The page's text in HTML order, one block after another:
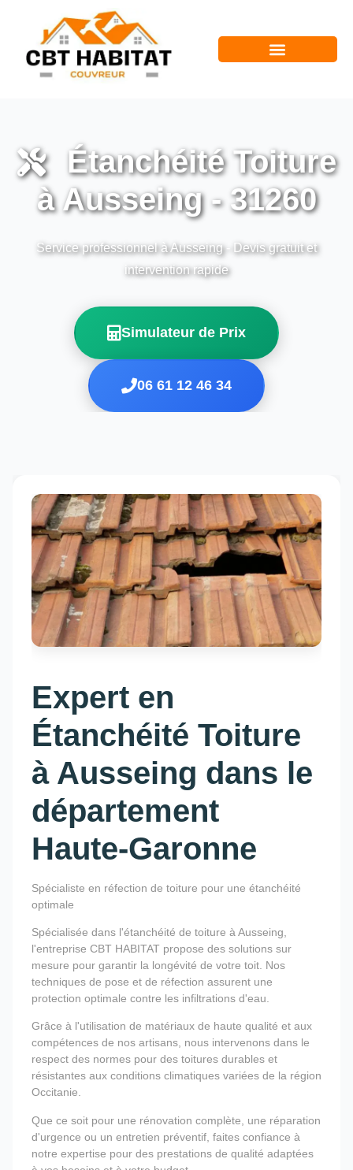
Étanchéité Toiture
à Ausseing - 31260
Service professionnel à Ausseing - Devis gratuit et
intervention rapide
Simulateur de Prix
06 61 12 46 34
Expert en
Étanchéité Toiture
à Ausseing dans le
département
Haute-Garonne
Spécialiste en réfection de toiture pour une étanchéité
optimale
Spécialisée dans l'étanchéité de toiture à Ausseing,
l'entreprise CBT HABITAT propose des solutions sur
mesure pour garantir la longévité de votre toit. Nos
techniques de pose et de réfection assurent une
protection optimale contre les infiltrations d'eau.
Grâce à l'utilisation de matériaux de haute qualité et aux
compétences de nos artisans, nous intervenons dans le
respect des normes pour des toitures durables et
résistantes aux conditions climatiques variées de la région
Occitanie.
Que ce soit pour une rénovation complète, une réparation
d'urgence ou un entretien préventif, faites confiance à
notre expertise pour des prestations de qualité adaptées